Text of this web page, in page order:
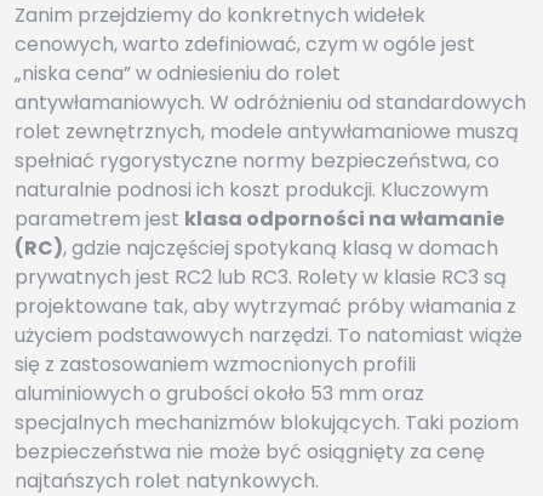
Zanim przejdziemy do konkretnych widełek
cenowych, warto zdefiniować, czym w ogóle jest
„niska cena” w odniesieniu do rolet
antywłamaniowych. W odróżnieniu od standardowych
rolet zewnętrznych, modele antywłamaniowe muszą
spełniać rygorystyczne normy bezpieczeństwa, co
naturalnie podnosi ich koszt produkcji. Kluczowym
parametrem jest klasa odporności na włamanie
(RC), gdzie najczęściej spotykaną klasą w domach
prywatnych jest RC2 lub RC3. Rolety w klasie RC3 są
projektowane tak, aby wytrzymać próby włamania z
użyciem podstawowych narzędzi. To natomiast wiąże
się z zastosowaniem wzmocnionych profili
aluminiowych o grubości około 53 mm oraz
specjalnych mechanizmów blokujących. Taki poziom
bezpieczeństwa nie może być osiągnięty za cenę
najtańszych rolet natynkowych.